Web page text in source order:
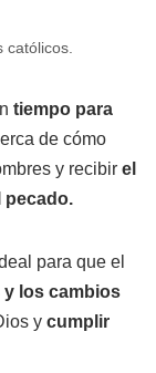
tiempo para
de cómo
y recibir el
pecado.
para que el
y los cambios
y cumplir